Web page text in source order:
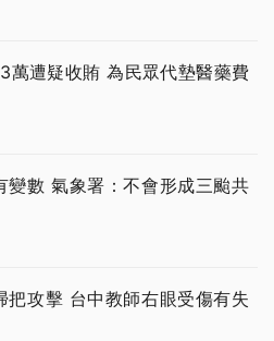
萬遭疑收賄 為民眾代墊醫藥費
變數 氣象署：不會形成三颱共
把攻擊 台中教師右眼受傷有失